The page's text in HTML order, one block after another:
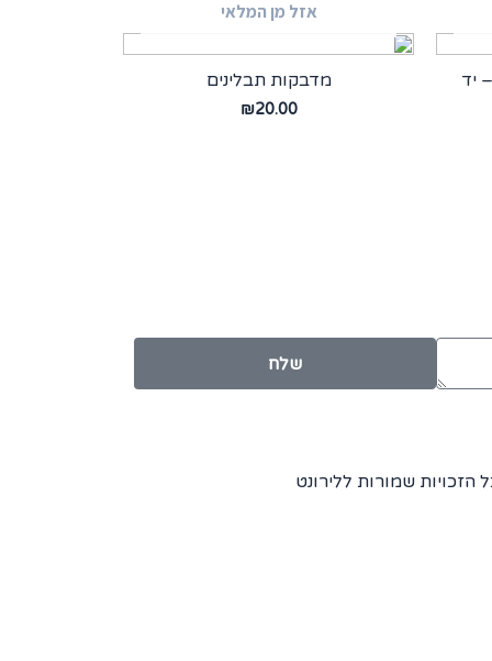
יד
אזל מן המלאי
מדבקות תבלינים
₪20.00
שלח
הזכויות שמורות ללירונט